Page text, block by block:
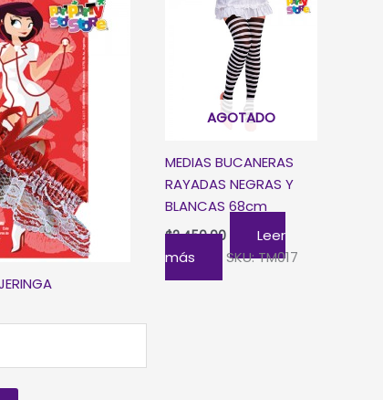
AGOTADO
MEDIAS BUCANERAS
RAYADAS NEGRAS Y
BLANCAS 68cm
$2.450,00
Leer
más
SKU: TM017